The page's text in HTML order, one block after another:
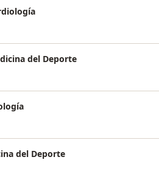
del Deporte
del Deporte